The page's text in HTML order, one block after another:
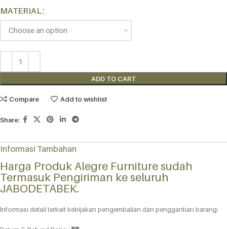
MATERIAL
ADD TO CART
Compare Add to wishlist
Share:
Informasi Tambahan
Harga Produk Alegre Furniture sudah
Termasuk Pengiriman ke seluruh
JABODETABEK.
Informasi detail terkait kebijakan pengembalian dan penggantian barang: